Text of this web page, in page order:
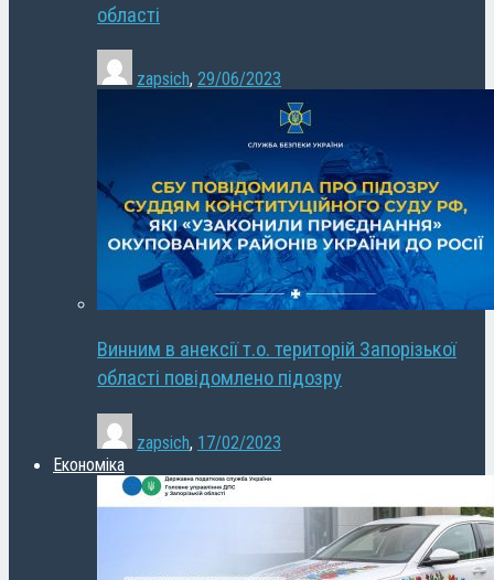
області
zapsich, 29/06/2023
Винним в анексії т.о. територій Запорізької
області повідомлено підозру
zapsich, 17/02/2023
Економіка